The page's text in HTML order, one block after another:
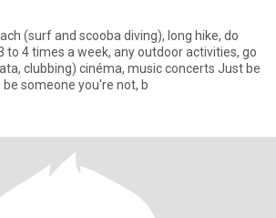
(surf and scooba diving), long hike, do
any outdoor activities, go
clubbing) cinéma, music concerts Just be
someone you're not, b